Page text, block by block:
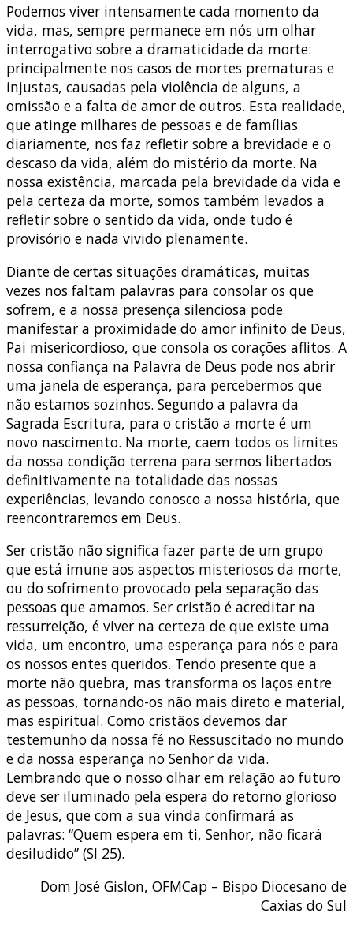
Podemos viver intensamente cada momento da
vida, mas, sempre permanece em nós um olhar
interrogativo sobre a dramaticidade da morte:
principalmente nos casos de mortes prematuras e
injustas, causadas pela violência de alguns, a
omissão e a falta de amor de outros. Esta realidade,
que atinge milhares de pessoas e de famílias
diariamente, nos faz refletir sobre a brevidade e o
descaso da vida, além do mistério da morte. Na
nossa existência, marcada pela brevidade da vida e
pela certeza da morte, somos também levados a
refletir sobre o sentido da vida, onde tudo é
provisório e nada vivido plenamente.
Diante de certas situações dramáticas, muitas
vezes nos faltam palavras para consolar os que
sofrem, e a nossa presença silenciosa pode
manifestar a proximidade do amor infinito de Deus,
Pai misericordioso, que consola os corações aflitos. A
nossa confiança na Palavra de Deus pode nos abrir
uma janela de esperança, para percebermos que
não estamos sozinhos. Segundo a palavra da
Sagrada Escritura, para o cristão a morte é um
novo nascimento. Na morte, caem todos os limites
da nossa condição terrena para sermos libertados
definitivamente na totalidade das nossas
experiências, levando conosco a nossa história, que
reencontraremos em Deus.
Ser cristão não significa fazer parte de um grupo
que está imune aos aspectos misteriosos da morte,
ou do sofrimento provocado pela separação das
pessoas que amamos. Ser cristão é acreditar na
ressurreição, é viver na certeza de que existe uma
vida, um encontro, uma esperança para nós e para
os nossos entes queridos. Tendo presente que a
morte não quebra, mas transforma os laços entre
as pessoas, tornando-os não mais direto e material,
mas espiritual. Como cristãos devemos dar
testemunho da nossa fé no Ressuscitado no mundo
e da nossa esperança no Senhor da vida.
Lembrando que o nosso olhar em relação ao futuro
deve ser iluminado pela espera do retorno glorioso
de Jesus, que com a sua vinda confirmará as
palavras: “Quem espera em ti, Senhor, não ficará
desiludido” (Sl 25).
Dom José Gislon, OFMCap – Bispo Diocesano de
Caxias do Sul